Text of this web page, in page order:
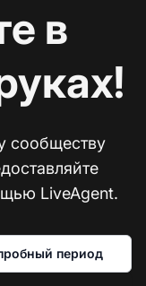
в
сообществу
LiveAgent.
период